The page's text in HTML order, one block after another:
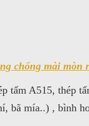
chống mài mòn
tấm A515, thép
bã mía..) , bình